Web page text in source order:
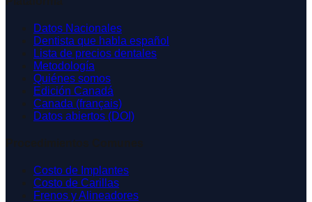
Datos Nacionales
Dentista que habla español
Lista de precios dentales
Metodología
Quiénes somos
Edición Canadá
Canada (français)
Datos abiertos (DOI)
Costo de Implantes
Costo de Carillas
Frenos y Alineadores